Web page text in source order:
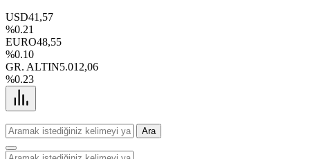
USD41,57
%0.21
EURO48,55
%0.10
GR. ALTIN5.012,06
%0.23
Ara